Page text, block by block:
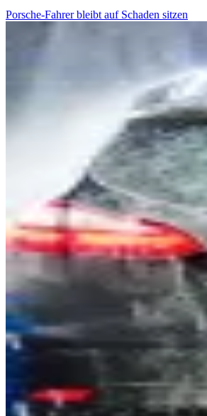
Porsche-Fahrer bleibt auf Schaden sitzen